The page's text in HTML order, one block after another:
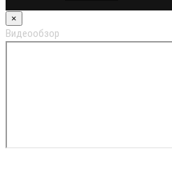
×
Видеообзор